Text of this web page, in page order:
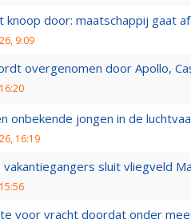
knoop door: maatschappij gaat
9:09
overgenomen door Apollo,
onbekende jongen in de
16:19
sluit vliegveld
voor vracht doordat onder